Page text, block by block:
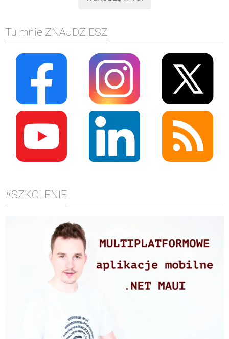
BIZNES
KONTAKT
Tu mnie ZNAJDZIESZ
#SZKOLENIE